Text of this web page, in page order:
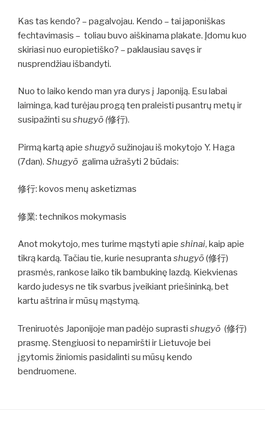
Kas tas kendo? – pagalvojau. Kendo – tai japoniškas
fechtavimasis – toliau buvo aiškinama plakate. Įdomu kuo
skiriasi nuo europietiško? – paklausiau savęs ir
nusprendžiau išbandyti.
Nuo to laiko kendo man yra durys į Japoniją. Esu labai
laiminga, kad turėjau progą ten praleisti pusantrų metų ir
susipažinti su shugyō (修行).
Pirmą kartą apie shugyōsužinojau iš mokytojo Y. Haga
(7dan). Shugyō galima užrašyti 2 būdais:
修行: kovos menų asketizmas
修業: technikos mokymasis
Anot mokytojo, mes turime mąstyti apie shinai, kaip apie
tikrą kardą. Tačiau tie, kurie nesupranta shugyō(修行)
prasmės, rankose laiko tik bambukinę lazdą. Kiekvienas
kardo judesys ne tik svarbus įveikiant priešininką, bet
kartu aštrina ir mūsų mąstymą.
Treniruotės Japonijoje man padėjo suprasti shugyō (修行)
prasmę. Stengiuosi to nepamiršti ir Lietuvoje bei
įgytomis žiniomis pasidalinti su mūsų kendo
bendruomene.